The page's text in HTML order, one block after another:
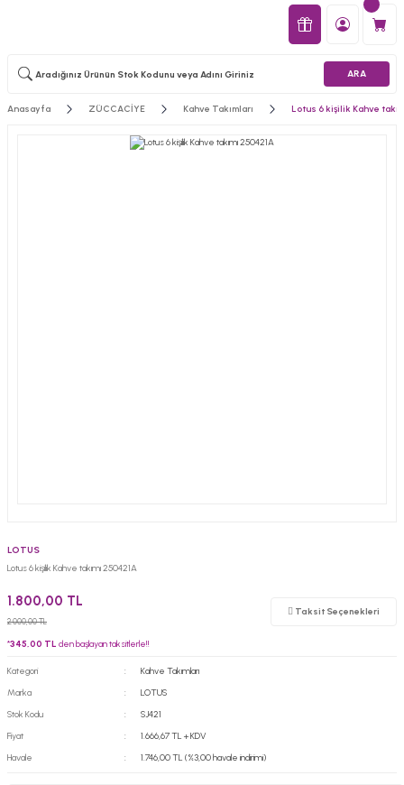
ARA
Anasayfa ZÜCCACİYE Kahve Takımları Lotus 6 kişilik Kahve
LOTUS
Lotus 6 kişilik Kahve takımı 250421A
1.800,00 TL
2.000,00 TL
Taksit Seçenekleri
*345,00 TL den başlayan taksitlerle!!
Kategori
Kahve Takımları
Marka
LOTUS
Stok Kodu
SJ421
Fiyat
1.666,67 TL + KDV
Havale
1.746,00 TL (%3,00 havale indirimi)